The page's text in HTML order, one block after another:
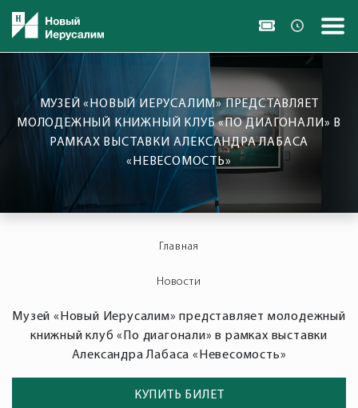
МУЗЕЙ «НОВЫЙ ИЕРУСАЛИМ» ПРЕДСТАВЛЯЕТ
МОЛОДЕЖНЫЙ КНИЖНЫЙ КЛУБ «ПО ДИАГОНАЛИ» В
РАМКАХ ВЫСТАВКИ АЛЕКСАНДРА ЛАБАСА
«НЕВЕСОМОСТЬ»
Главная
Новости
Музей «Новый Иерусалим» представляет молодежный
книжный клуб «По диагонали» в рамках выставки
Александра Лабаса «Невесомость»
КУПИТЬ БИЛЕТ